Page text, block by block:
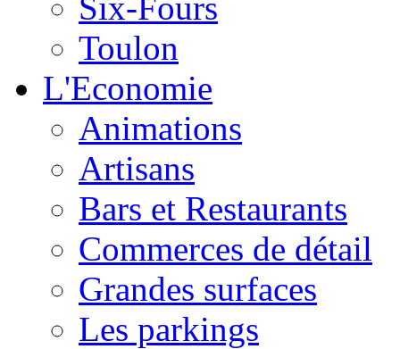
Toulon
L'Economie
Animations
Artisans
Bars et Restaurants
Commerces de détail
Grandes surfaces
Les parkings